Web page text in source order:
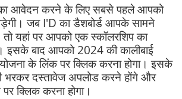
का आवेदन करने के लिए सबसे पहले आपको
जब I'D का डैशबोर्ड आपके सामने
यहां पर आपको एक स्कॉलरशिप का
इसके बाद आपको 2024 की कालीबाई
के लिंक पर क्लिक करना होगा। इसके
भरकर दस्तावेज अपलोड करने होंगे और
क्लिक करना होगा।